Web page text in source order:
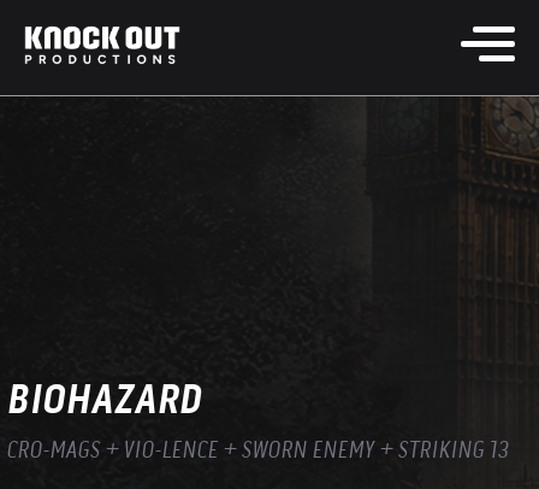
BIOHAZARD
CRO-MAGS + VIO-LENCE + SWORN ENEMY + STRIKING 13